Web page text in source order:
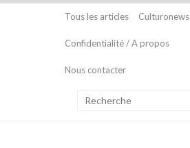
Tous les articles Culturonews
Confidentialité / A propos
Nous contacter